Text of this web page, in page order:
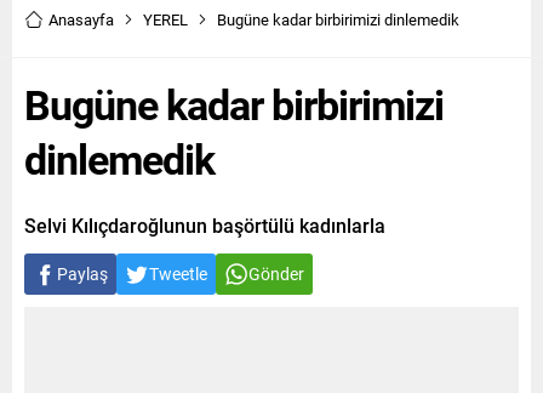
Anasayfa YEREL Bugüne kadar birbirimizi dinlemedik
Bugüne kadar birbirimizi
dinlemedik
Selvi Kılıçdaroğlunun başörtülü kadınlarla
Paylaş Tweetle Gönder